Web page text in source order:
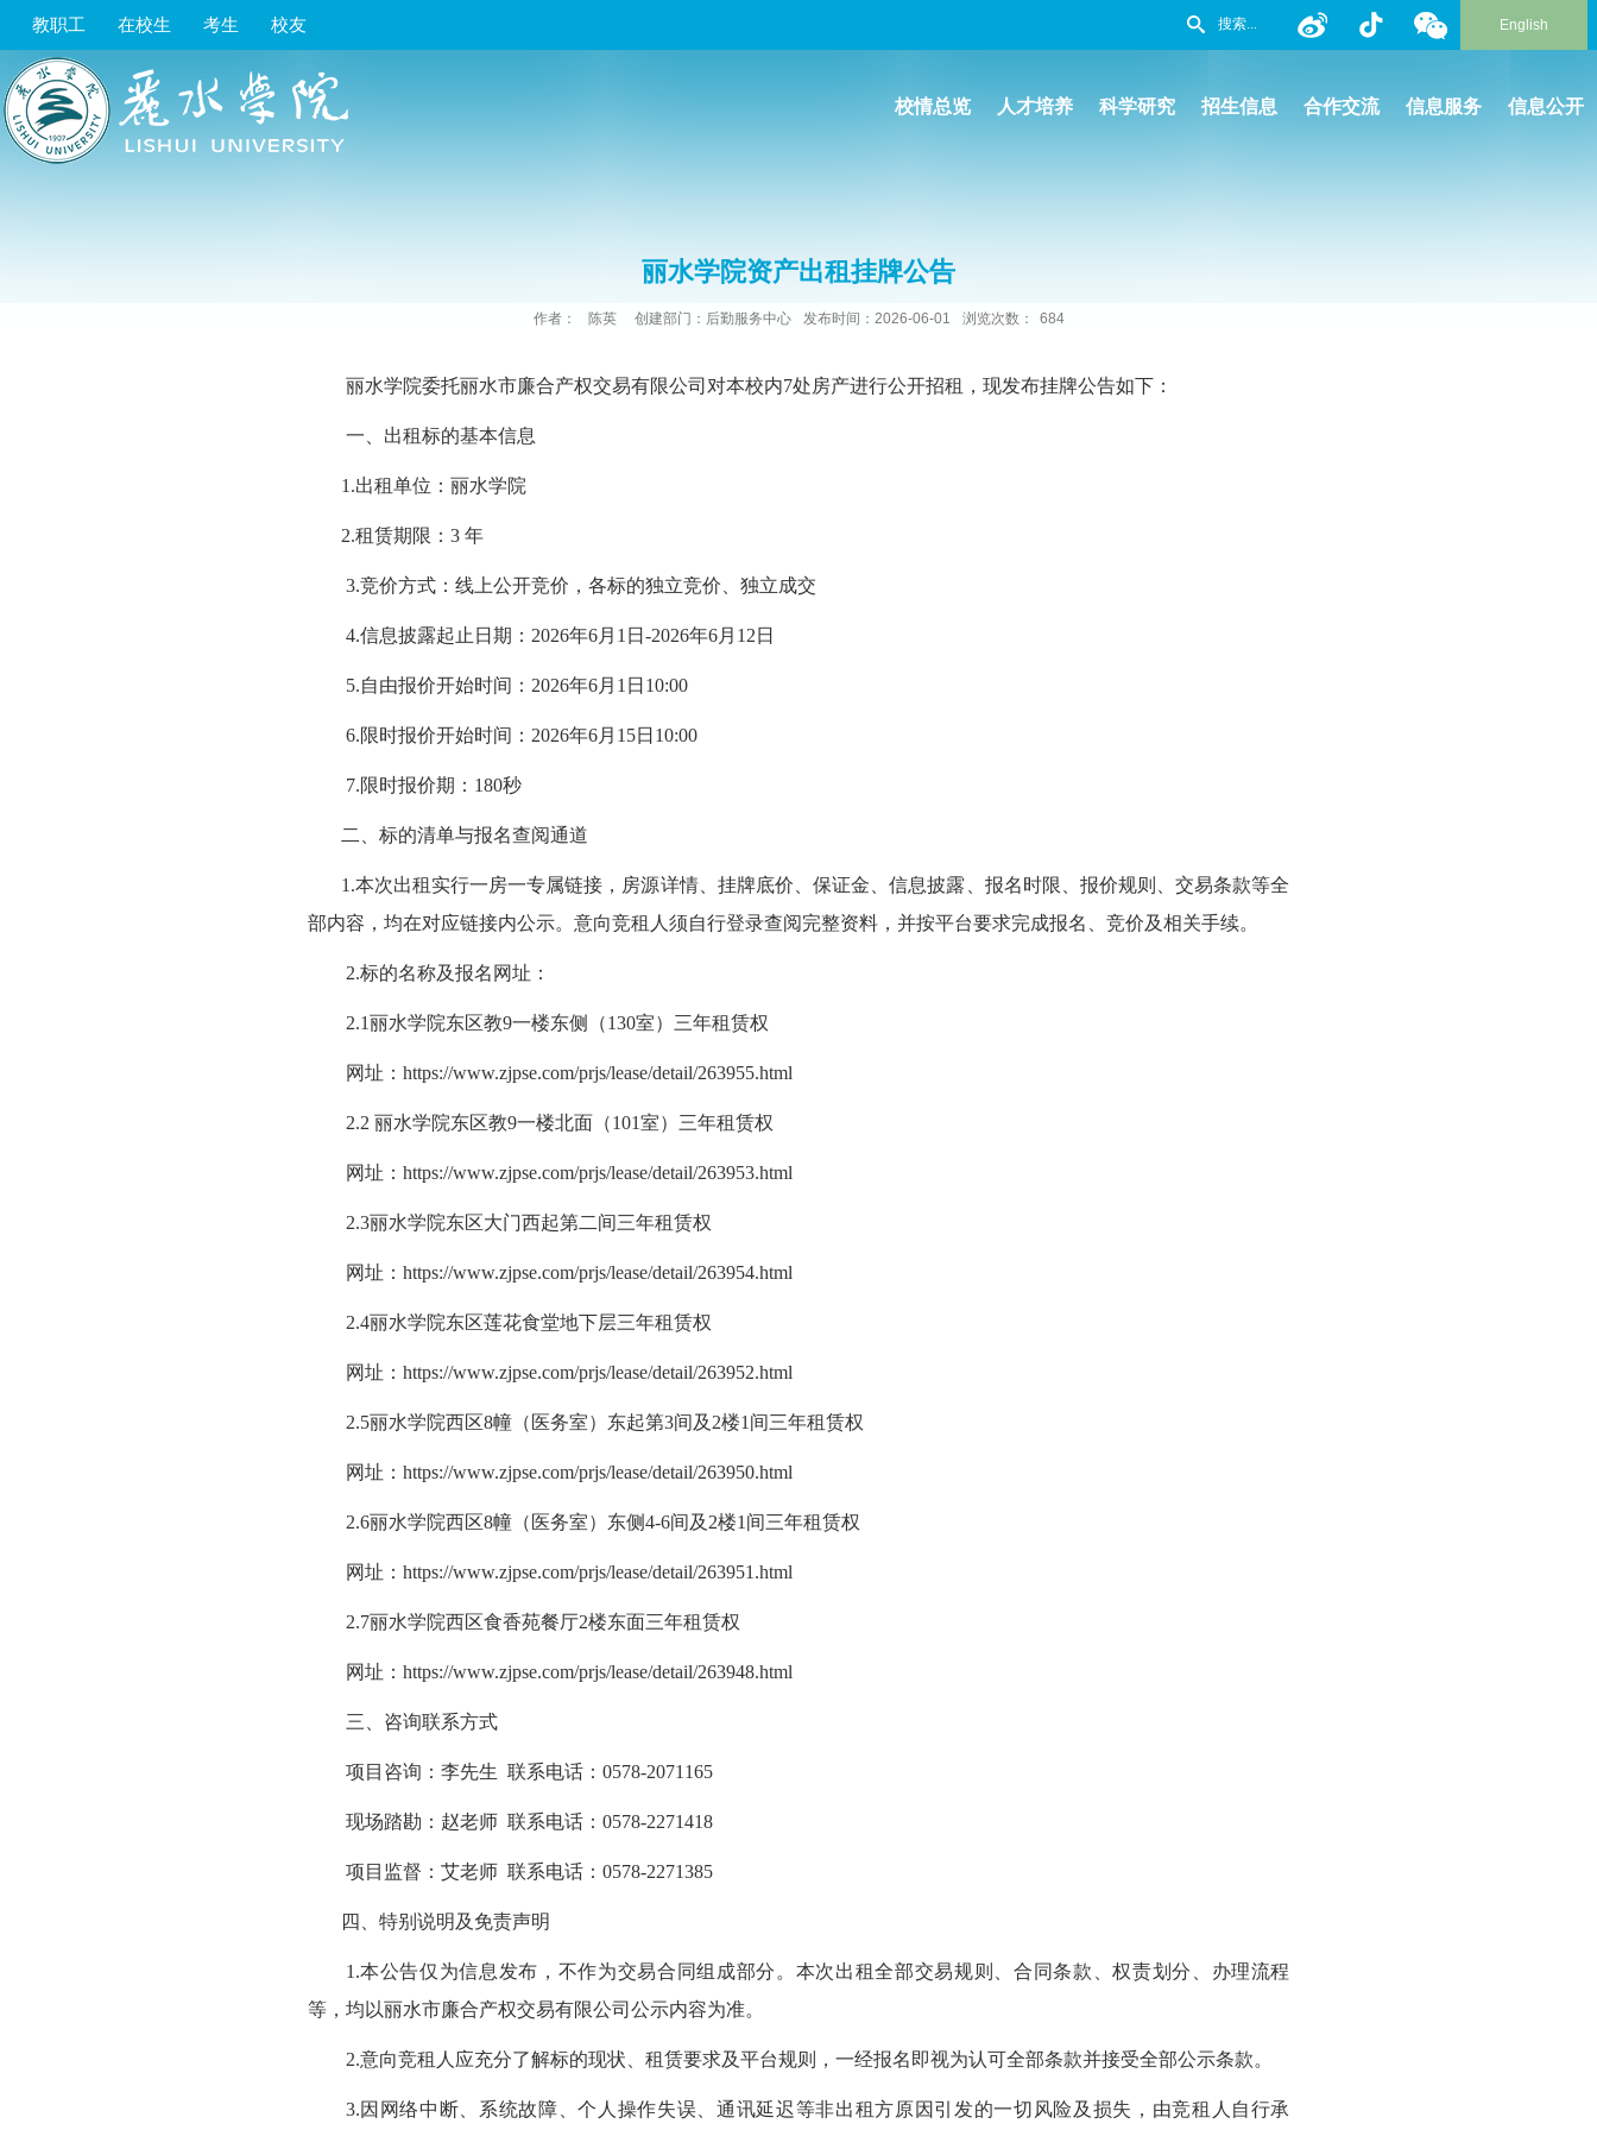
教职工 在校生 考生 校友 English
校情总览 人才培养 科学研究 招生信息 合作交流 信息服务 信息公开
丽水学院资产出租挂牌公告
作者： 陈英 创建部门：后勤服务中心 发布时间：2026-06-01 浏览次数： 684
丽水学院委托丽水市廉合产权交易有限公司对本校内7处房产进行公开招租，现发布挂牌公告如下：
一、出租标的基本信息
1.出租单位：丽水学院
2.租赁期限：3 年
3.竞价方式：线上公开竞价，各标的独立竞价、独立成交
4.信息披露起止日期：2026年6月1日-2026年6月12日
5.自由报价开始时间：2026年6月1日10:00
6.限时报价开始时间：2026年6月15日10:00
7.限时报价期：180秒
二、标的清单与报名查阅通道
1.本次出租实行一房一专属链接，房源详情、挂牌底价、保证金、信息披露、报名时限、报价规则、交易条款等全
部内容，均在对应链接内公示。意向竞租人须自行登录查阅完整资料，并按平台要求完成报名、竞价及相关手续。
2.标的名称及报名网址：
2.1丽水学院东区教9一楼东侧（130室）三年租赁权
网址： https://www.zjpse.com/prjs/lease/detail/263955.html
2.2 丽水学院东区教9一楼北面（101室）三年租赁权
网址： https://www.zjpse.com/prjs/lease/detail/263953.html
2.3丽水学院东区大门西起第二间三年租赁权
网址： https://www.zjpse.com/prjs/lease/detail/263954.html
2.4丽水学院东区莲花食堂地下层三年租赁权
网址： https://www.zjpse.com/prjs/lease/detail/263952.html
2.5丽水学院西区8幢（医务室）东起第3间及2楼1间三年租赁权
网址： https://www.zjpse.com/prjs/lease/detail/263950.html
2.6丽水学院西区8幢（医务室）东侧4-6间及2楼1间三年租赁权
网址： https://www.zjpse.com/prjs/lease/detail/263951.html
2.7丽水学院西区食香苑餐厅2楼东面三年租赁权
网址： https://www.zjpse.com/prjs/lease/detail/263948.html
三、咨询联系方式
项目咨询：李先生 联系电话：0578-2071165
现场踏勘：赵老师 联系电话：0578-2271418
项目监督：艾老师 联系电话：0578-2271385
四、特别说明及免责声明
1.本公告仅为信息发布，不作为交易合同组成部分。本次出租全部交易规则、合同条款、权责划分、办理流程
等，均以丽水市廉合产权交易有限公司公示内容为准。
2.意向竞租人应充分了解标的现状、租赁要求及平台规则，一经报名即视为认可全部条款并接受全部公示条款。
3.因网络中断、系统故障、个人操作失误、通讯延迟等非出租方原因引发的一切风险及损失，由竞租人自行承